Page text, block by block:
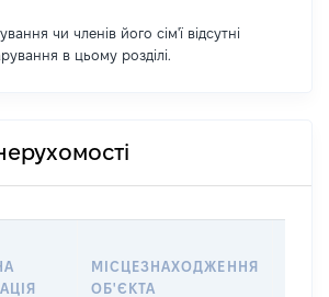
чи членів його сім'ї відсутні
в цьому розділі.
МІСЦЕЗНАХОДЖЕННЯ
ОБ'ЄКТА